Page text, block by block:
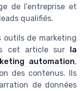
de l’entreprise et
qualifiés.
outils de marketing
cet article sur la
automation,
des contenus. Ils
de données